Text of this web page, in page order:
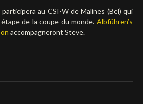
participera au CSI-W de Malines (Bel) qui
de la coupe du monde. Albführen’s
accompagneront Steve.